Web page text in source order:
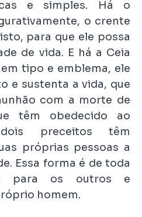
e simples. Há o
o crente
para que ele possa
de vida. E há a Ceia
tipo e emblema, ele
e sustenta a vida, que
com a morte de
têm obedecido ao
preceitos têm
próprias pessoas a
Essa forma é de toda
para os outros e
homem.